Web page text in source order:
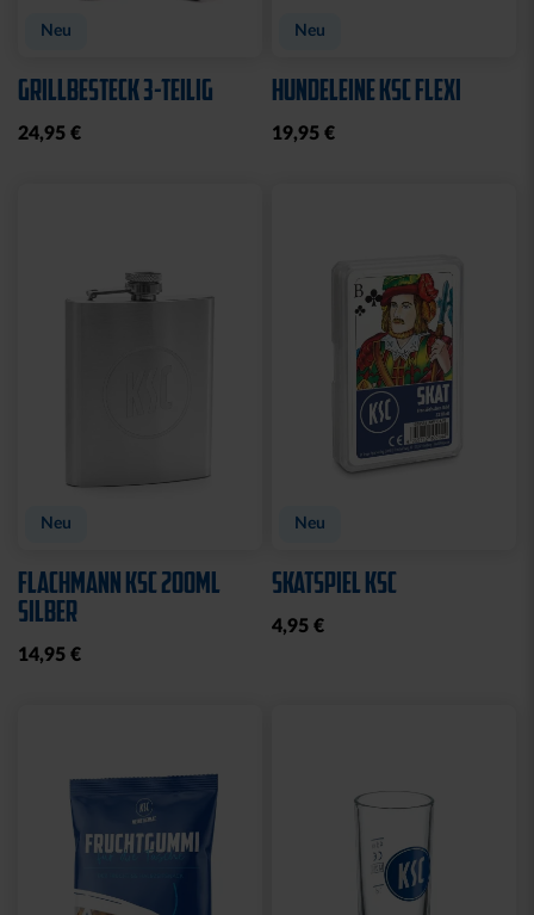
Neu
GRILLBESTECK 3-TEILIG
24,95 €
Neu
HUNDELEINE KSC FLEXI
19,95 €
Neu
FLACHMANN KSC 200ML
SILBER
14,95 €
Neu
SKATSPIEL KSC
4,95 €